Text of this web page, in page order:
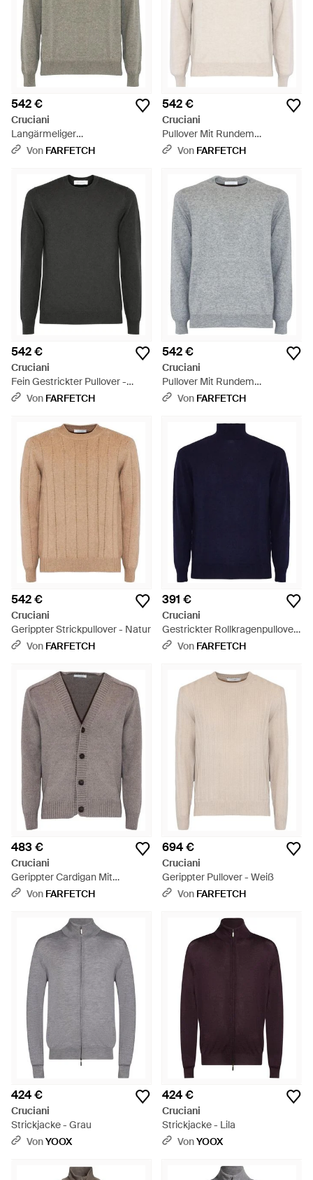
Ergänzung zu einem anspruchsvollen
Herbst-/Winterschrank.
542 €
Cruciani
Langärmeliger
Kaschmirpullover - Grau
Von FARFETCH
542 €
Cruciani
Pullover Mit Rundem
Ausschnitt - Weiß
Von FARFETCH
542 €
Cruciani
Fein Gestrickter Pullover -
Schwarz
Von FARFETCH
542 €
Cruciani
Pullover Mit Rundem
Ausschnitt - Grau
Von FARFETCH
542 €
Cruciani
Gerippter Strickpullover - Natur
Von FARFETCH
391 €
Cruciani
Gestrickter Rollkragenpullover
- Blau
Von FARFETCH
483 €
Cruciani
Gerippter Cardigan Mit
Knopfverschluss - Grau
Von FARFETCH
694 €
Cruciani
Gerippter Pullover - Weiß
Von FARFETCH
424 €
Cruciani
Strickjacke - Grau
VonYOOX
424 €
Cruciani
Strickjacke - Lila
VonYOOX